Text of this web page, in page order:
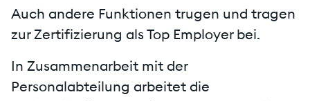
Auch andere Funktionen trugen und tragen
zur Zertifizierung als Top Employer bei.
In Zusammenarbeit mit der
Personalabteilung arbeitet die